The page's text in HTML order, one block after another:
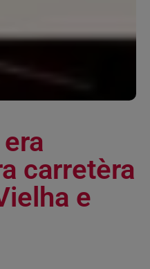
carretèra
e